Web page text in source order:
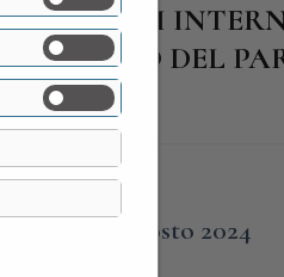
SALOTTI
ANZANO DEL
25 Agosto 2024